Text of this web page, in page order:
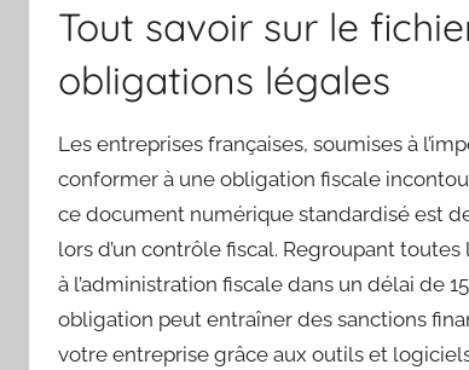
Tout savoir sur le
obligations légales
Les entreprises françaises, soumises à
conformer à une obligation fiscale
ce document numérique standardisé est
lors d’un contrôle fiscal. Regroupant
à l’administration fiscale dans un délai de
obligation peut entraîner des sanctions
votre entreprise grâce aux outils et